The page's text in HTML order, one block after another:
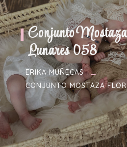
Conjunto
Lunares 058
ERIKA MUÑECAS
CONJUNTO MOSTAZA